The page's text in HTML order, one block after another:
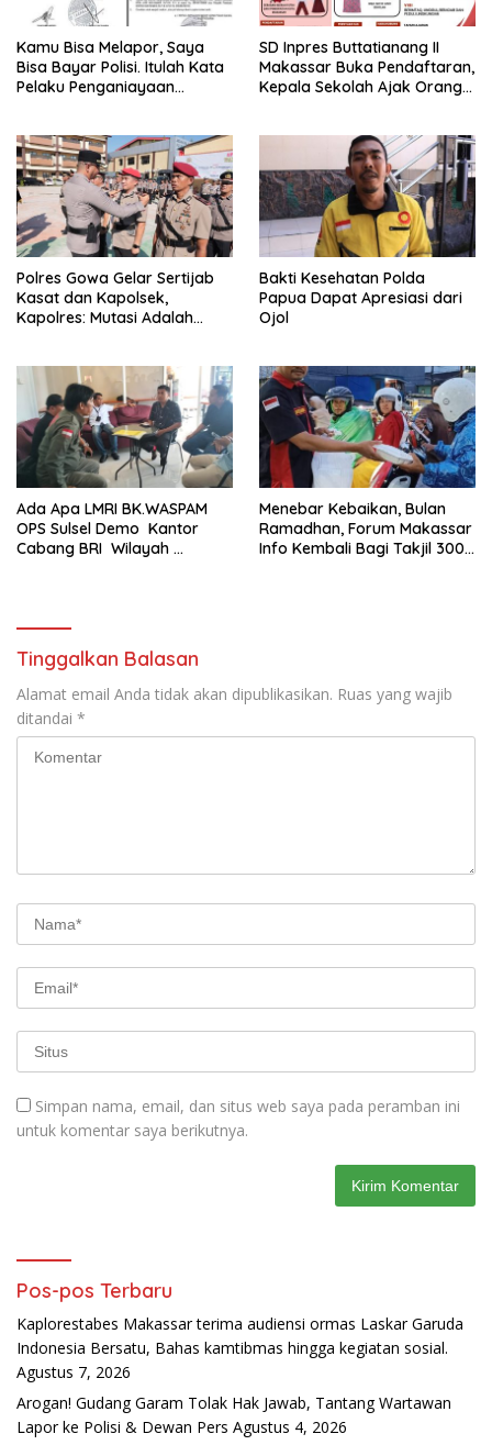
Kamu Bisa Melapor, Saya
Bisa Bayar Polisi. Itulah Kata
Pelaku Penganiayaan
Ini Belum Di Tangkap
SD Inpres Buttatianang II
Makassar Buka Pendaftaran,
Kepala Sekolah Ajak Orang
Polres Gowa Gelar Sertijab
Kasat dan Kapolsek,
Kapolres: Mutasi Adalah
Bakti Kesehatan Polda
Papua Dapat Apresiasi dari
Ojol
Ada Apa LMRI BK.WASPAM
OPS Sulsel Demo Kantor
Cabang BRI Wilayah
Menebar Kebaikan, Bulan
Ramadhan, Forum Makassar
Info Kembali Bagi Takjil 300
Tinggalkan Balasan
Alamat email Anda tidak akan dipublikasikan. Ruas yang wajib
ditandai *
Simpan nama, email, dan situs web saya pada peramban ini
untuk komentar saya berikutnya.
Pos-pos Terbaru
Kaplorestabes Makassar terima audiensi ormas Laskar Garuda
Indonesia Bersatu, Bahas kamtibmas hingga kegiatan sosial.
Agustus 7, 2026
Arogan! Gudang Garam Tolak Hak Jawab, Tantang Wartawan
Lapor ke Polisi & Dewan Pers Agustus 4, 2026